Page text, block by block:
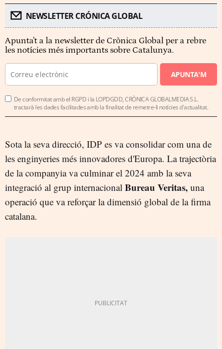
NEWSLETTER CRÓNICA GLOBAL
Apunta't a la newsletter de Crònica Global per a rebre
les notícies més importants sobre Catalunya.
APUNTA'M
De conformitat amb el RGPD i la LOPDGDD, CRÒNICA GLOBALMEDIA S.L.
tractarà les dades facilitades amb la finalitat de remetre-li notícies d'actualitat.
Sota la seva direcció, IDP es va consolidar com una de
les enginyeries més innovadores d'Europa. La trajectòria
de la companyia va culminar el 2024 amb la seva
integració al grup internacional Bureau Veritas, una
operació que va reforçar la dimensió global de la firma
catalana.